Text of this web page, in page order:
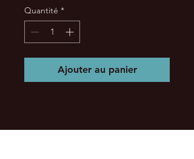
Quantité *
Ajouter au panier